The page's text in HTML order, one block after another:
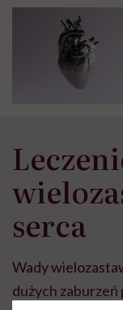
serca
Wady
dużych zaburzeń